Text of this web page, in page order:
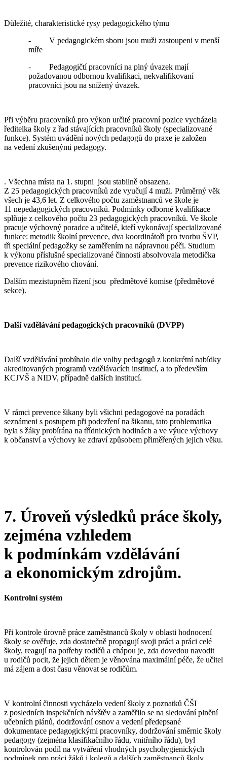
Důležité, charakteristické rysy pedagogického týmu
- V pedagogickém sboru jsou muži zastoupeni v menší
míře
- Pedagogičtí pracovníci na plný úvazek mají
požadovanou odbornou kvalifikaci, nekvalifikovaní
pracovníci jsou na snížený úvazek.
Při výběru pracovníků pro výkon určité pracovní pozice vycházela
ředitelka školy z řad stávajících pracovníků školy (specializované
funkce). Systém uvádění nových pedagogů do praxe je založen
na vedení zkušenými pedagogy.
. Všechna místa na 1. stupni jsou stabilně obsazena.
Z 25 pedagogických pracovníků zde vyučují 4 muži. Průměrný věk
všech je 43,6 let. Z celkového počtu zaměstnanců ve škole je
11 nepedagogických pracovníků. Podmínky odborné kvalifikace
splňuje z celkového počtu 23 pedagogických pracovníků. Ve škole
pracuje výchovný poradce a učitelé, kteří vykonávají specializované
funkce: metodik školní prevence, dva koordinátoři pro tvorbu ŠVP,
tři speciální pedagožky se zaměřením na nápravnou péči. Studium
k výkonu příslušné specializované činnosti absolvovala metodička
prevence rizikového chování.
Dalším mezistupněm řízení jsou předmětové komise (předmětové
sekce).
Další vzdělávání pedagogických pracovníků (DVPP)
Další vzdělávání probíhalo dle volby pedagogů z konkrétní nabídky
akreditovaných programů vzdělávacích institucí, a to především
KCJVŠ a NIDV, případně dalších institucí.
V rámci prevence šikany byli všichni pedagogové na poradách
seznámeni s postupem při podezření na šikanu, tato problematika
byla s žáky probírána na třídnických hodinách a ve výuce výchovy
k občanství a výchovy ke zdraví způsobem přiměřených jejich věku.
7. Úroveň výsledků práce školy,
zejména vzhledem
k podmínkám vzdělávání
a ekonomickým zdrojům.
Kontrolní systém
Při kontrole úrovně práce zaměstnanců školy v oblasti hodnocení
školy se ověřuje, zda dostatečně propagují svoji práci a práci celé
školy, reagují na potřeby rodičů a chápou je, zda dovedou navodit
u rodičů pocit, že jejich dětem je věnována maximální péče, že učitel
má zájem a dost času věnovat se rodičům.
V kontrolní činnosti vycházelo vedení školy z poznatků ČŠI
z posledních inspekčních návštěv a zaměřilo se na sledování plnění
učebních plánů, dodržování osnov a vedení předepsané
dokumentace pedagogickými pracovníky, dodržování směrnic školy
pedagogy (zejména klasifikačního řádu, vnitřního řádu), byl
kontrolován podíl na vytváření vhodných psychohygienických
podmínek pro práci žáků i kolegů a dalších zaměstnanců školy.